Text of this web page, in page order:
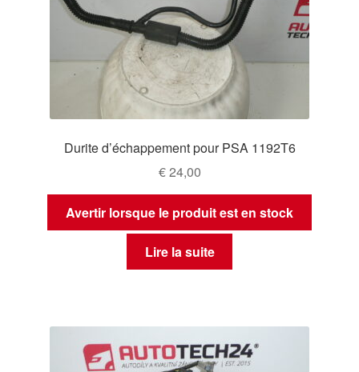
Durite d’échappement pour PSA 1192T6
€24,00
Avertir lorsque le produit est en stock
Lire la suite